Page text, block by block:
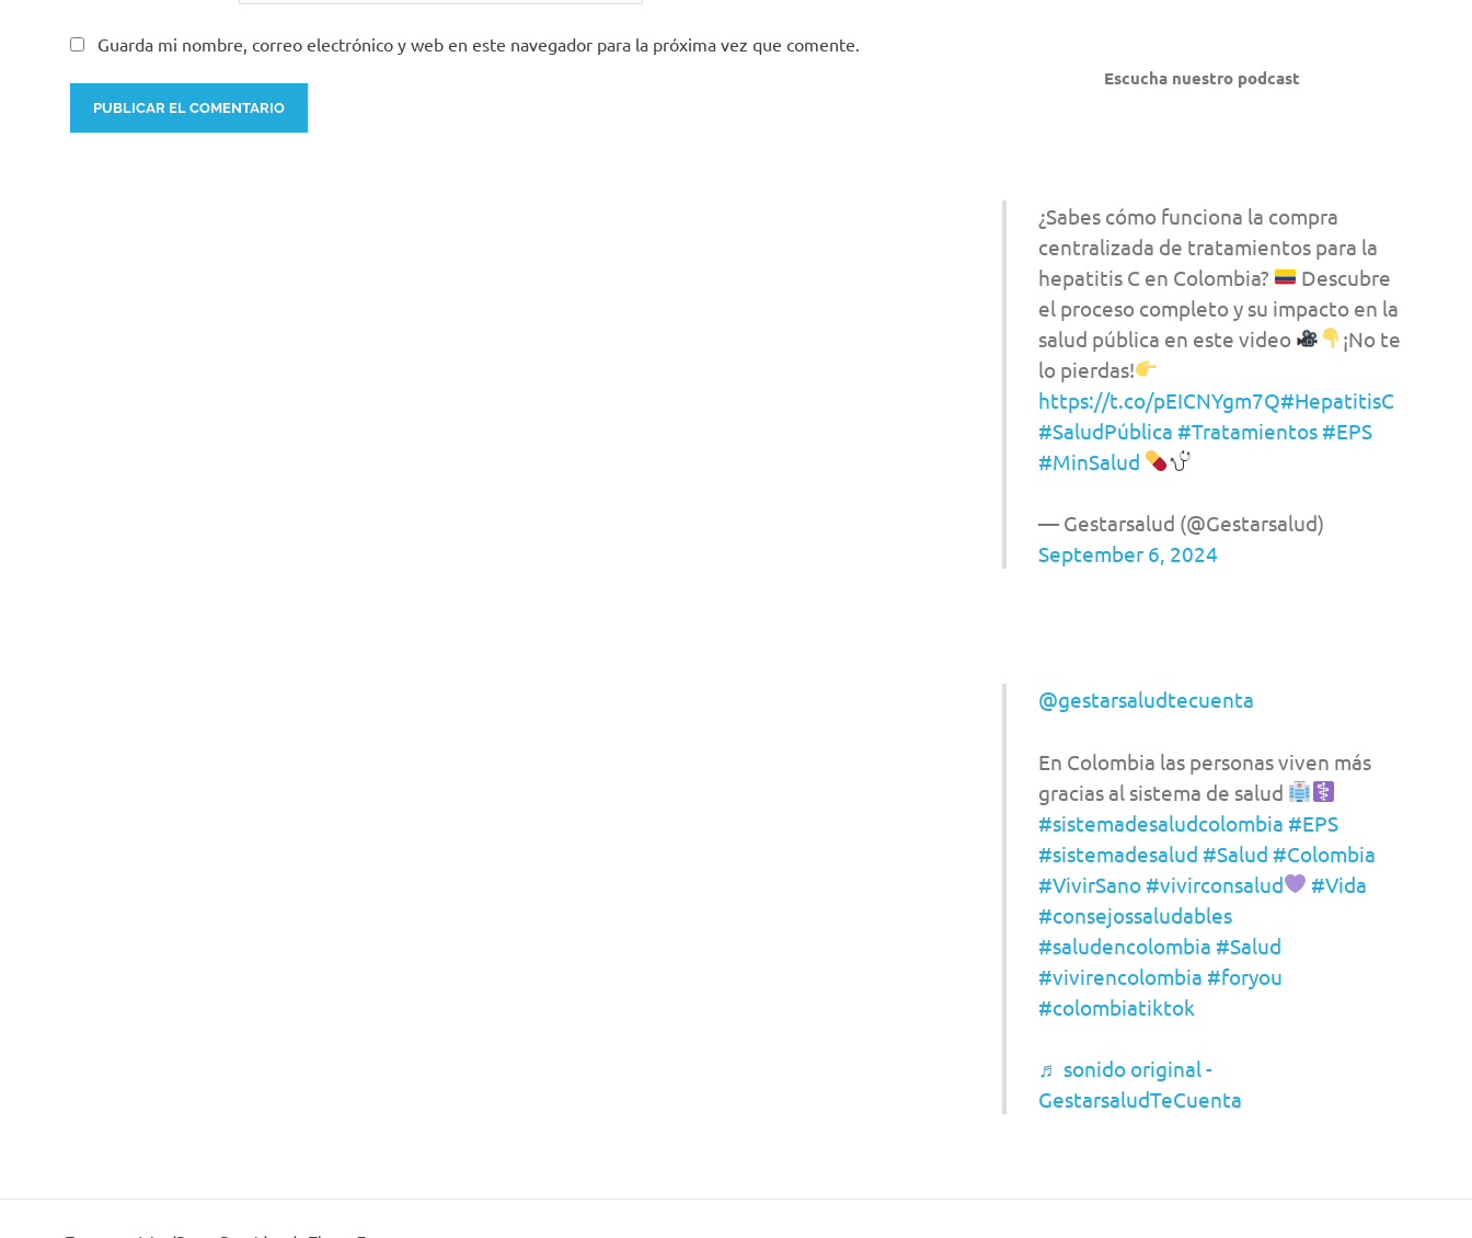
Guarda mi nombre, correo electrónico y web en este navegador para la próxima vez que comente.
Escucha nuestro podcast
¿Sabes cómo funciona la compra
centralizada de tratamientos para la
hepatitis C en Colombia?
Descubre
el proceso completo y su impacto en la
salud pública en este video
¡No te
lo pierdas!
https://t.co/pEICNYgm7Q#HepatitisC
#SaludPública #Tratamientos #EPS
#MinSalud
— Gestarsalud (@Gestarsalud)
September 6, 2024
@gestarsaludtecuenta
En Colombia las personas viven más
gracias al sistema de salud
#sistemadesaludcolombia #EPS
#sistemadesalud #Salud #Colombia
#VivirSano #vivirconsalud
#Vida
#consejossaludables
#saludencolombia #Salud
#vivirencolombia #foryou
#colombiatiktok
♬ sonido original -
GestarsaludTeCuenta